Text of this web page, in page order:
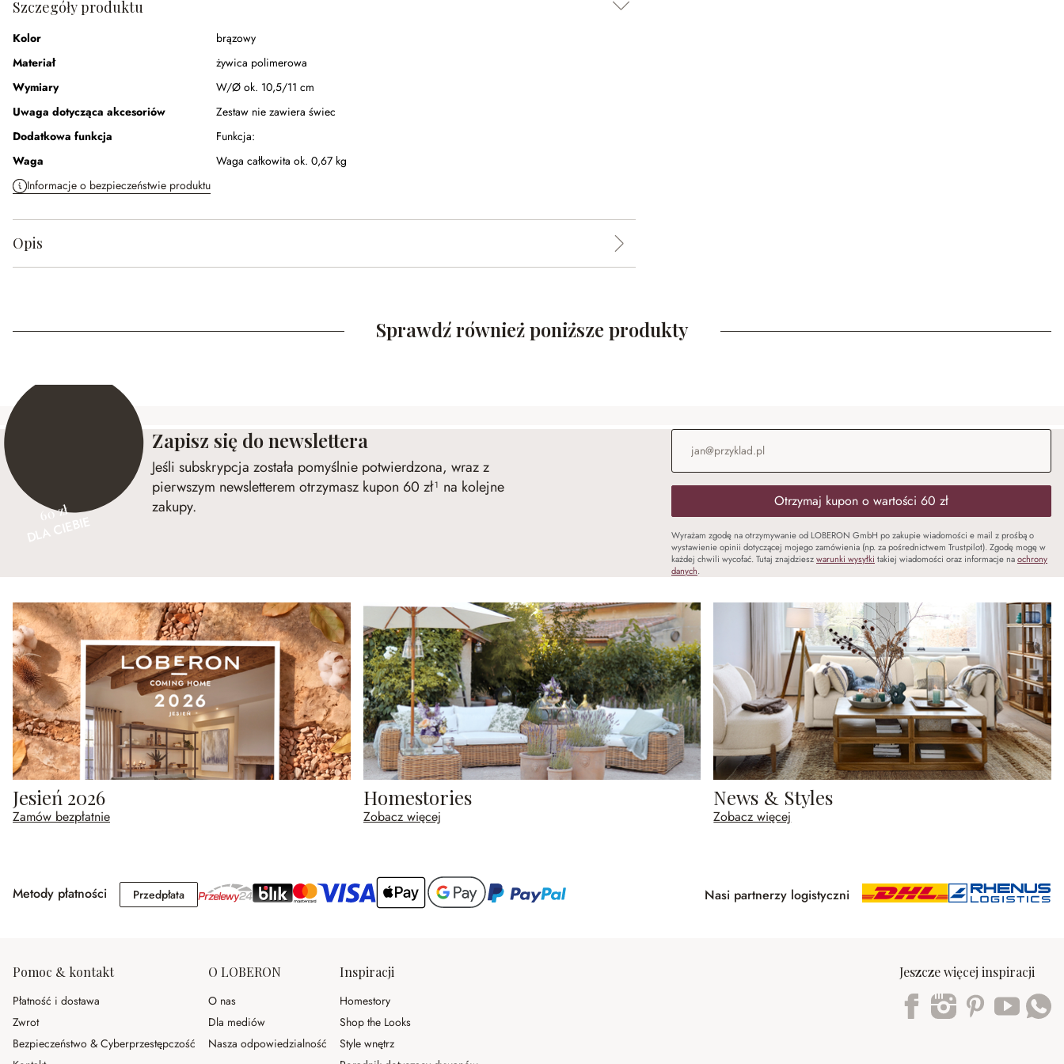
Szczegóły produktu
Kolor
brązowy
Materiał
żywica polimerowa
Wymiary
W/Ø ok. 10,5/11 cm
Uwaga dotycząca akcesoriów
Zestaw nie zawiera świec
Dodatkowa funkcja
Funkcja:
Waga
Waga całkowita ok. 0,67 kg
Informacje o bezpieczeństwie produktu
Opis
Sprawdź również poniższe produkty
60 zł
Zapisz się do newslettera
Jeśli subskrypcja została pomyślnie potwierdzona, wraz z
pierwszym newsletterem otrzymasz kupon 60 zł¹ na kolejne
zakupy.
Adres e-mail
Otrzymaj kupon o wartości 60 zł
Wyrażam zgodę na otrzymywanie od LOBERON GmbH po zakupie wiadomości e mail z prośbą o
wystawienie opinii dotyczącej mojego zamówienia (np. za pośrednictwem Trustpilot). Zgodę mogę w
każdej chwili wycofać. Tutaj znajdzieszwarunki wysyłki takiej wiadomości oraz informacje naochrony
danych.
Jesień 2026
Zamów bezpłatnie
Homestories
Zobacz więcej
News & Styles
Zobacz więcej
Metody płatności PrzedpłataPrzedpłata Nasi partnerzy logistyczni
Pomoc & kontakt
Płatność i dostawa
Zwrot
Bezpieczeństwo & Cyberprzestępczość
O LOBERON
O nas
Dla mediów
Nasza odpowiedzialność
Inspiracji
Homestory
Shop the Looks
Style wnętrz
Jeszcze więcej inspiracji